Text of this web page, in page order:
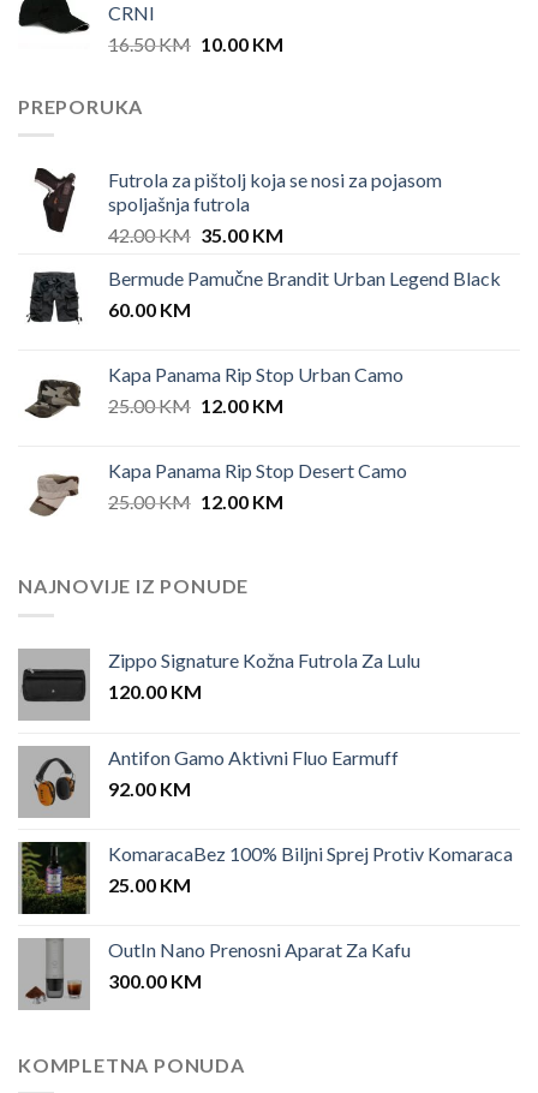
CRNI
16.50KM Original
10.00 KMCurrent
PREPORUKA
Futrola za pištolj koja se nosi za pojasom
spoljašnja futrola
42.00KM Original
was:
35.00 KMCurrent
is:
Bermude Pamučne Brandit Urban Legend Black
60.00 KM
Kapa Panama Rip Stop Urban Camo
25.00KM Original
25.00 KM.
12.00 KMCurrent
12.00 KM.
Kapa Panama Rip Stop Desert Camo
25.00KM Original
25.00 KM.
12.00 KMCurrent
NAJNOVIJE IZ PONUDE
Zippo Signature Kožna Futrola Za Lulu
120.00 KM
Antifon Gamo Aktivni Fluo Earmuff
92.00 KM
KomaracaBez 100% Biljni Sprej Protiv Komaraca
25.00 KM
OutIn Nano Prenosni Aparat Za Kafu
300.00 KM
KOMPLETNA PONUDA